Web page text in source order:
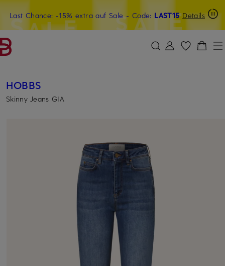
ZUM HAUPTINHALT ÜBERSPRINGEN ZUM SUCHFELD ÜBERSPRINGEN
Last Chance: -15% extra auf Sale- Code: LAST15 Details
20€-Willkommensgutschein mit Beyond sichern
HOBBS
Skinny Jeans GIA